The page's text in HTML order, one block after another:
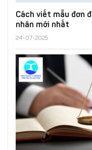
Cách viết mẫu đơn
nhân mới nhất
24-07-2025